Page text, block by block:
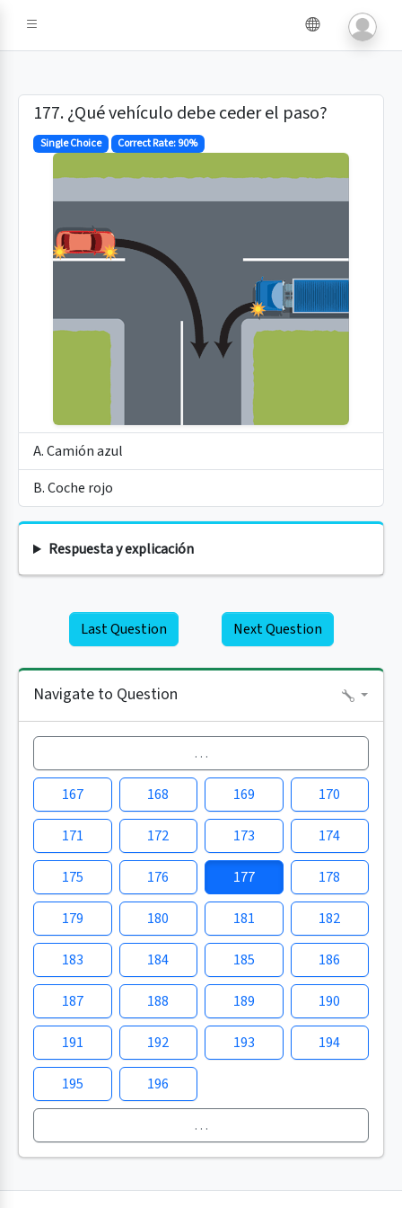
IA
177. ¿Qué vehículo debe ceder el paso?
Single Choice Correct Rate: 90%
A. Camión azul
B. Coche rojo
Respuesta y explicación
Last Question Next Question
Navigate to Question
…
167 168 169 170
171 172 173 174
175 176 177 178
179 180 181 182
183 184 185 186
187 188 189 190
191 192 193 194
195 196
…